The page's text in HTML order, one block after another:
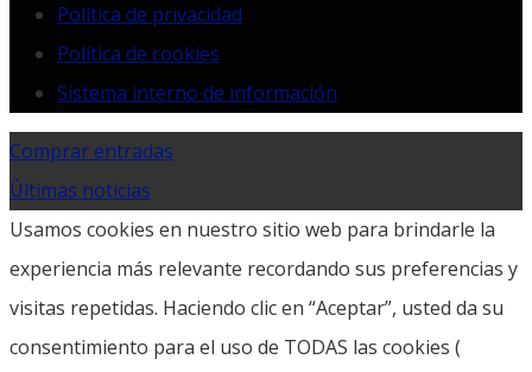
Política de privacidad
Política de cookies
Sistema interno de información
Comprar entradas
Últimas noticias
Usamos cookies en nuestro sitio web para brindarle la
experiencia más relevante recordando sus preferencias y
visitas repetidas. Haciendo clic en “Aceptar”, usted da su
consentimiento para el uso de TODAS las cookies (